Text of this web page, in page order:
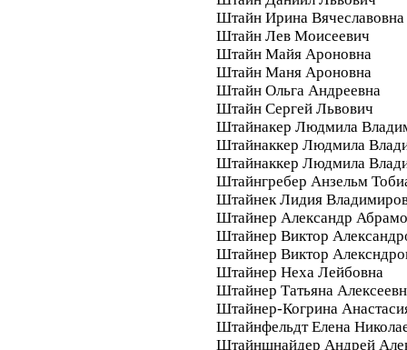
Штайн Ирина Вячеславовна
Штайн Лев Моисеевич
Штайн Майя Ароновна
Штайн Маня Ароновна
Штайн Ольга Андреевна
Штайн Сергей Львович
Штайнакер Людмила
Штайнаккер Людмила
Штайнаккер Людмила
Штайнгребер Анзельм
Штайнек Лидия
Штайнер Александр
Штайнер Виктор
Штайнер Виктор
Штайнер Неха Лейбовна
Штайнер Татьяна
Штайнер-Когрина
Штайнфельдт Елена
Штайншнайдер Андрей